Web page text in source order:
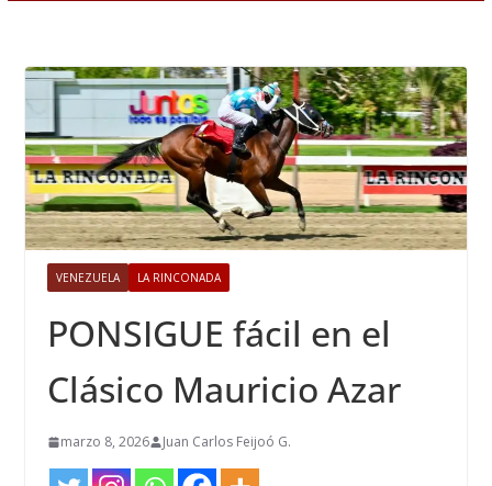
VENEZUELA LA RINCONADA
PONSIGUE fácil en el
Clásico Mauricio Azar
marzo 8, 2026 Juan Carlos Feijoó G.